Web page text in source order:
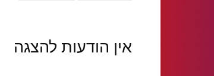
אין הודעות להצגה